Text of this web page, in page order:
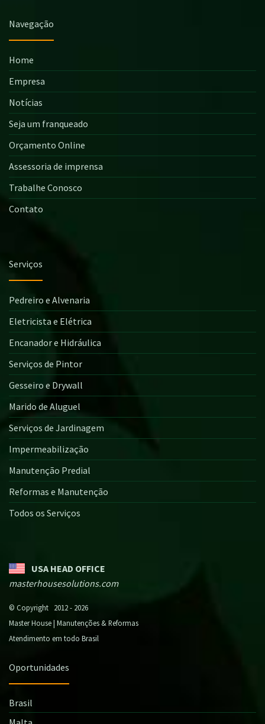
Navegação
Home
Empresa
Notícias
Seja um franqueado
Orçamento Online
Assessoria de imprensa
Trabalhe Conosco
Contato
Serviços
Pedreiro e Alvenaria
Eletricista e Elétrica
Encanador e Hidráulica
Serviços de Pintor
Gesseiro e Drywall
Marido de Aluguel
Serviços de Jardinagem
Impermeabilização
Manutenção Predial
Reformas e Manutenção
Todos os Serviços
USA HEAD OFFICE
masterhousesolutions.com
© Copyright 2012 - 2026
Master House | Manutenções & Reformas
Atendimento em todo Brasil
Oportunidades
Brasil